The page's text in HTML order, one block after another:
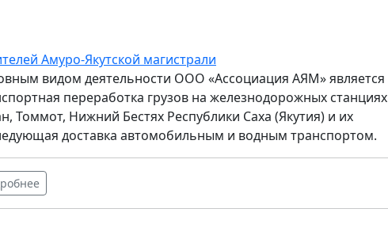
Амуро-Якутской магистрали
видом деятельности ООО «Ассоциация АЯМ» является
переработка грузов на железнодорожных станциях
Томмот, Нижний Бестях Республики Саха (Якутия) и их
доставка автомобильным и водным транспортом.